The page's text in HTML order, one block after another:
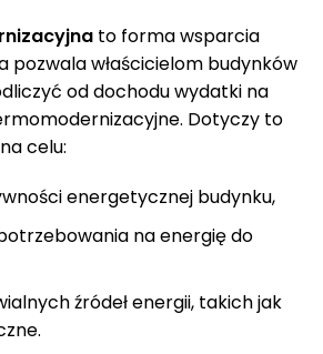
to forma wsparcia
pozwala właścicielom budynków
od dochodu wydatki na
Dotyczy to
celu:
energetycznej budynku,
na energię do
źródeł energii, takich jak